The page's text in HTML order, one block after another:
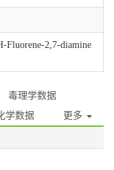
2,7-diamine
毒理学数据
学数据 更多